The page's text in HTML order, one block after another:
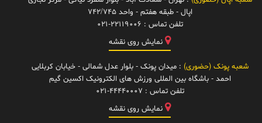
اپال - طبقه هفتم - واحد 742/745
تلفن تماس : 021-22119006
نمایش روی نقشه
شعبه پونک (حضوری) : میدان پونک - بلوار عدل شمالی - خیابان کربلایی
احمد - باشگاه بین المللی ورزش های الکترونیک اکسین گیم
تلفن تماس : 021-44440007
نمایش روی نقشه